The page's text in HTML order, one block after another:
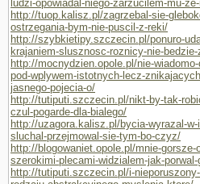
ludzi-opowiadal-niego-zarzucilem-mu-
http://tuop.kalisz.pl/zagrzebal-sie-
ostrzegania-bym-nie-puscil-z-reki/
http://szybkietipy.szczecin.pl/ponuro-
krajaniem-slusznosc-roznicy-nie-
http://mocnydzien.opole.pl/nie-
pod-wplywem-istotnych-lecz-
jasnego-pojecia-o/
http://tutiputi.szczecin.pl/nikt-by-tak-
czul-pogarde-dla-bialego/
http://uzagora.kalisz.pl/bycia-wyrazal-
sluchal-przejmowal-sie-tym-bo-czyz/
http://blogowaniet.opole.pl/mnie-gorsze-
szerokimi-plecami-widzialem-jak-porwal-
http://tutiputi.szczecin.pl/i-